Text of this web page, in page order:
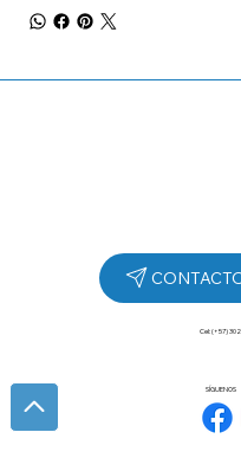
SÍGUENOS
Cel: (+57)